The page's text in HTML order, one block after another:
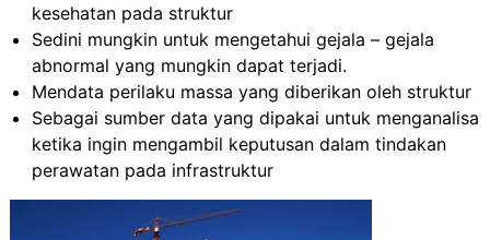
kesehatan pada struktur
Sedini mungkin untuk mengetahui gejala – gejala
abnormal yang mungkin dapat terjadi.
Mendata perilaku massa yang diberikan oleh struktur
Sebagai sumber data yang dipakai untuk menganalisa
ketika ingin mengambil keputusan dalam tindakan
perawatan pada infrastruktur